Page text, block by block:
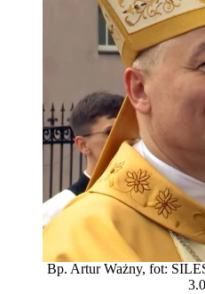
Bp. Artur Ważny, fot: